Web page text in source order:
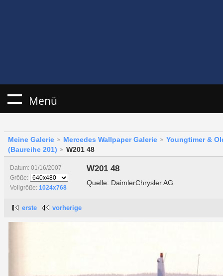
Menü
Meine Galerie Mercedes Wallpaper Galerie
Youngtimer &
(Baureihe 201)
W201 48
Datum: 01/16/2007
Größe:
Vollgröße: 1024x768
W201 48
Quelle: DaimlerChrysler AG
erste vorherige